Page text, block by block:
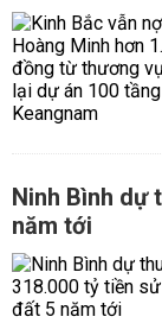
Ninh Bình dự
năm tới